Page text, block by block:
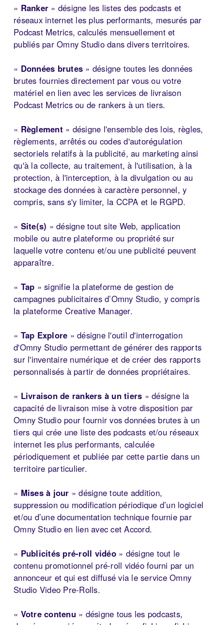
« Ranker » désigne les listes des podcasts et
réseaux internet les plus performants, mesurés par
Podcast Metrics, calculés mensuellement et
publiés par Omny Studio dans divers territoires.
« Données brutes » désigne toutes les données
brutes fournies directement par vous ou votre
matériel en lien avec les services de livraison
Podcast Metrics ou de rankers à un tiers.
« Règlement » désigne l'ensemble des lois, règles,
règlements, arrêtés ou codes d'autorégulation
sectoriels relatifs à la publicité, au marketing ainsi
qu'à la collecte, au traitement, à l'utilisation, à la
protection, à l'interception, à la divulgation ou au
stockage des données à caractère personnel, y
compris, sans s'y limiter, la CCPA et le RGPD.
« Site(s) » désigne tout site Web, application
mobile ou autre plateforme ou propriété sur
laquelle votre contenu et/ou une publicité peuvent
apparaître.
« Tap » signifie la plateforme de gestion de
campagnes publicitaires d’Omny Studio, y compris
la plateforme Creative Manager.
« Tap Explore » désigne l'outil d'interrogation
d'Omny Studio permettant de générer des rapports
sur l'inventaire numérique et de créer des rapports
personnalisés à partir de données propriétaires.
« Livraison de rankers à un tiers » désigne la
capacité de livraison mise à votre disposition par
Omny Studio pour fournir vos données brutes à un
tiers qui crée une liste des podcasts et/ou réseaux
internet les plus performants, calculée
périodiquement et publiée par cette partie dans un
territoire particulier.
« Mises à jour » désigne toute addition,
suppression ou modification périodique d’un logiciel
et/ou d’une documentation technique fournie par
Omny Studio en lien avec cet Accord.
« Publicités pré-roll vidéo» désigne tout le
contenu promotionnel pré-roll vidéo fourni par un
annonceur et qui est diffusé via le service Omny
Studio Video Pre-Rolls.
« Votre contenu » désigne tous les podcasts,